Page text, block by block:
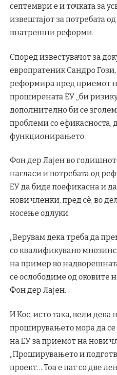
септември е и точката за
извештајот за потребата
внатрешни реформи.
Според известувачот за
европратеник Сандро Гози,
реформира пред приемот
проширената ЕУ „би
дополнително би се
проблеми со ефикасноста,
функционирањето.
Фон дер Лајен во
нагласи и потребата од
ЕУ да биде поефикасна и
нови членки, пред сѐ, во
носење одлуки.
„Верувам дека треба да
со квалификувано
на пример во
се ослободиме од оковите
Фон дер Лајен.
И Кос, исто така, вели дека
проширувањето мора да се
на ЕУ за приемот на нови
„Проширувањето и
проект… Тоа е пат со две